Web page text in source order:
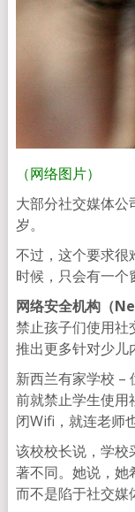
（网络图片）
大部分社交媒体
岁。
不过，这个要求很
时候，只会有一个
网络安全机构（
禁止孩子们使用社
推出更多针对少儿
新西兰有家学校 –
前就禁止学生使用
闭Wifi，就连老师
该校校长说，学校
著不同。她说，她
而不是陷于社交媒